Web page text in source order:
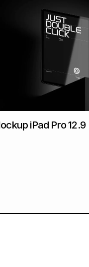
iPad Pro 12.9